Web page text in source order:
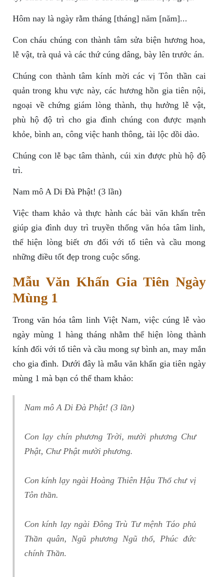
Hôm nay là ngày rằm tháng [tháng] năm [năm]...
Con cháu chúng con thành tâm sửa biện hương hoa,
lễ vật, trà quả và các thứ cúng dâng, bày lên trước án.
Chúng con thành tâm kính mời các vị Tôn thần cai
quản trong khu vực này, các hương hồn gia tiên nội,
ngoại về chứng giám lòng thành, thụ hưởng lễ vật,
phù hộ độ trì cho gia đình chúng con được mạnh
khỏe, bình an, công việc hanh thông, tài lộc dồi dào.
Chúng con lễ bạc tâm thành, cúi xin được phù hộ độ
trì.
Nam mô A Di Đà Phật! (3 lần)
Việc tham khảo và thực hành các bài văn khấn trên
giúp gia đình duy trì truyền thống văn hóa tâm linh,
thể hiện lòng biết ơn đối với tổ tiên và cầu mong
những điều tốt đẹp trong cuộc sống.
Mẫu Văn Khấn Gia Tiên Ngày
Mùng 1
Trong văn hóa tâm linh Việt Nam, việc cúng lễ vào
ngày mùng 1 hàng tháng nhằm thể hiện lòng thành
kính đối với tổ tiên và cầu mong sự bình an, may mắn
cho gia đình. Dưới đây là mẫu văn khấn gia tiên ngày
mùng 1 mà bạn có thể tham khảo:
Nam mô A Di Đà Phật! (3 lần)
Con lạy chín phương Trời, mười phương Chư
Phật, Chư Phật mười phương.
Con kính lạy ngài Hoàng Thiên Hậu Thổ chư vị
Tôn thần.
Con kính lạy ngài Đông Trù Tư mệnh Táo phủ
Thần quân, Ngũ phương Ngũ thổ, Phúc đức
chính Thần.